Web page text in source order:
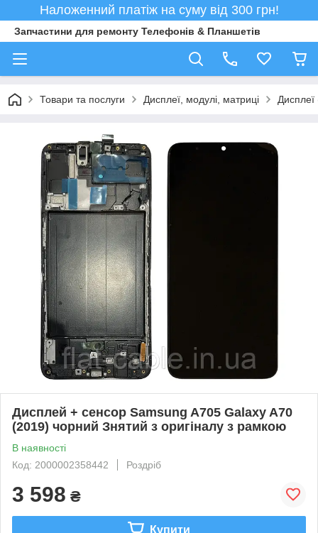
Наложенний платіж на суму від 300 грн!
Запчастини для ремонту Телефонів & Планшетів
Товари та послуги Дисплеї, модулі, матриці
Дисплей + сенсор Samsung A705 Galaxy A70
(2019) чорний Знятий з оригіналу з рамкою
В наявності
Код: 2000002358442
Роздріб
3 598 ₴
Купити